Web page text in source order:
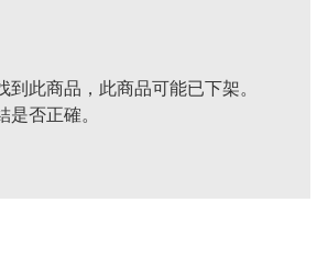
到此商品，此商品可能已下架。
是否正確。